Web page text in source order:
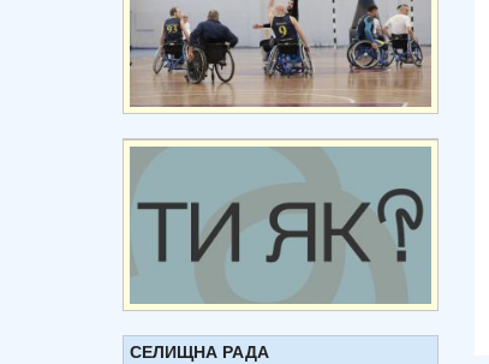
СЕЛИЩНА РАДА